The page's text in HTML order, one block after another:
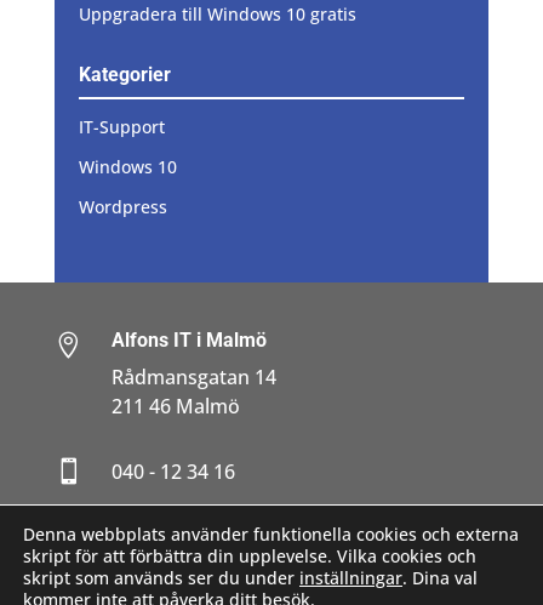
Uppgradera till Windows 10 gratis
Kategorier
IT-Support
Windows 10
Wordpress
 Alfons IT i Malmö
Rådmansgatan 14
211 46 Malmö
 040 - 12 34 16
 daniel.alfons@alfonsit.se
Denna webbplats använder funktionella cookies och externa
skript för att förbättra din upplevelse. Vilka cookies och
skript som används ser du under inställningar. Dina val
kommer inte att påverka ditt besök.